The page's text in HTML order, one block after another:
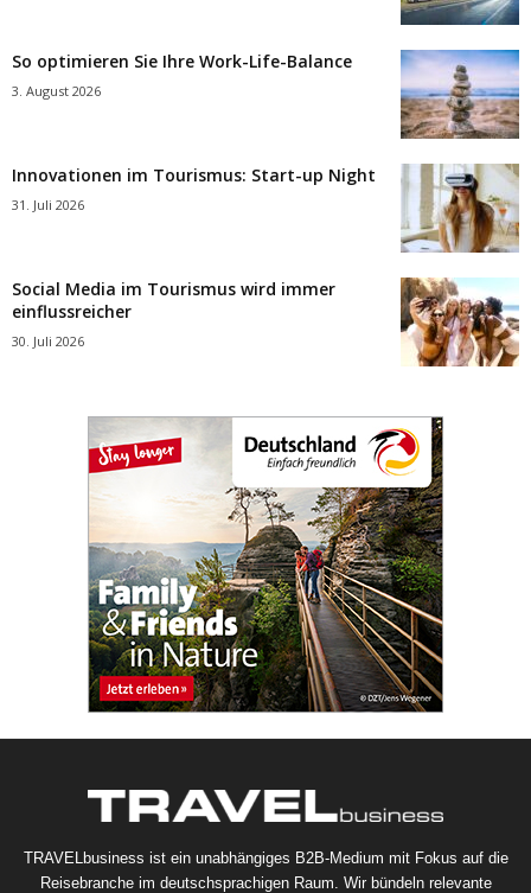
So optimieren Sie Ihre Work-Life-Balance
3. August 2026
Innovationen im Tourismus: Start-up Night
31. Juli 2026
Social Media im Tourismus wird immer
einflussreicher
30. Juli 2026
TRAVELbusiness ist ein unabhängiges B2B-Medium mit Fokus auf die
Reisebranche im deutschsprachigen Raum. Wir bündeln relevante